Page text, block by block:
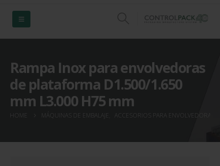
Rampa Inox para envolvedoras
de plataforma D1.500/1.650
mm L3.000 H75 mm
HOME MÁQUINAS DE EMBALAJE ACCESORIOS PARA ENVOLVEDORAS